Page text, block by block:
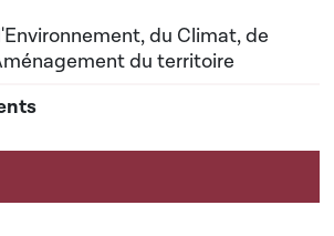
du Climat, de
du territoire